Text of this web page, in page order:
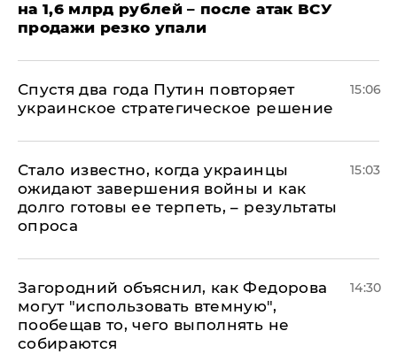
на 1,6 млрд рублей – после атак ВСУ
продажи резко упали
Спустя два года Путин повторяет
украинское стратегическое решение
15:06
Стало известно, когда украинцы
ожидают завершения войны и как
долго готовы ее терпеть, – результаты
опроса
15:03
Загородний объяснил, как Федорова
могут "использовать втемную",
пообещав то, чего выполнять не
собираются
14:30